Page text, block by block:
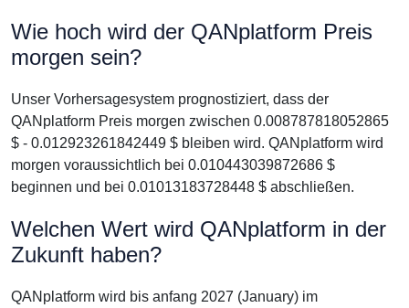
Wie hoch wird der QANplatform Preis
morgen sein?
Unser Vorhersagesystem prognostiziert, dass der
QANplatform Preis morgen zwischen 0.008787818052865
$ - 0.012923261842449 $ bleiben wird. QANplatform wird
morgen voraussichtlich bei 0.010443039872686 $
beginnen und bei 0.01013183728448 $ abschließen.
Welchen Wert wird QANplatform in der
Zukunft haben?
QANplatform wird bis anfang 2027 (January) im